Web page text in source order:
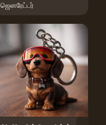
ஜெனரேட்டர்